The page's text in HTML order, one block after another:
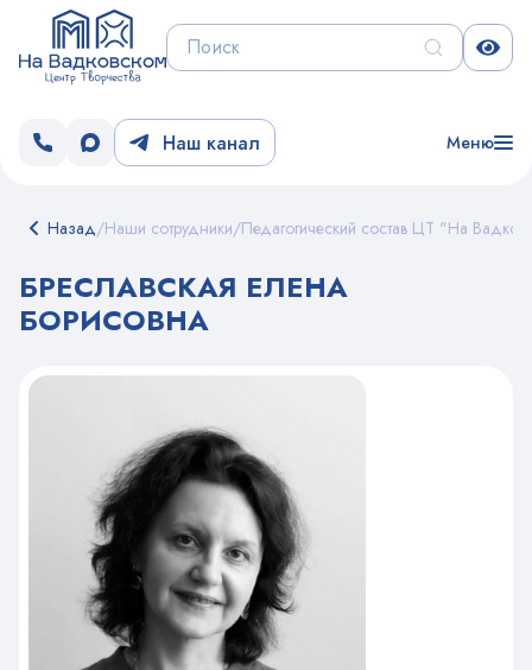
Наш канал Меню
Назад/Наши сотрудники/Педагогический состав ЦТ "На
БРЕСЛАВСКАЯ ЕЛЕНА
БОРИСОВНА